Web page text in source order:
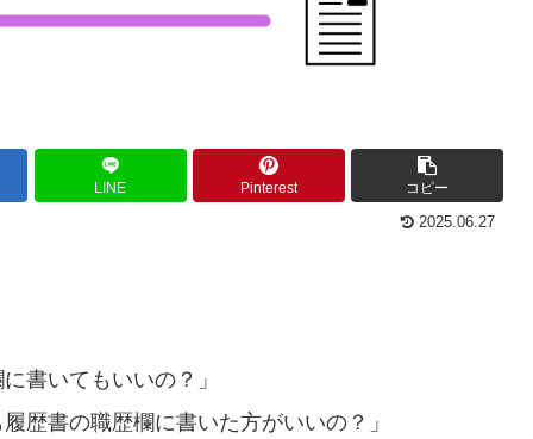
LINE Pinterest コピー
2025.06.27
書いてもいいの？」
歴書の職歴欄に書いた方がいいの？」